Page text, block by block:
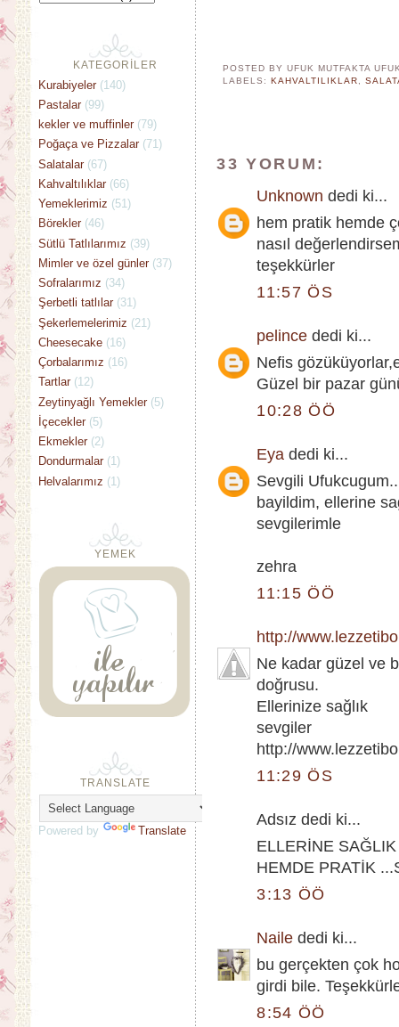
POSTED BY UFUK MUTFAKTA
LABELS:KAHVALTILIKLAR ,
33 YORUM:
Unknown dedi ki...
hem pratik hemde
nasıl
teşekkürler
11:57 ÖS
pelince dedi ki...
Nefis
Güzel bir pazar
10:28 ÖÖ
Eya dedi ki...
Sevgili
bayildim, ellerine
sevgilerimle
zehra
11:15 ÖÖ
http://
Ne kadar güzel ve
doğrusu.
Ellerinize sağlık
sevgiler
http://
11:29 ÖS
Adsız dedi ki...
ELLERİNE
HEMDE PRATİK
3:13 ÖÖ
Naile dedi ki...
bu gerçekten çok
girdi bile.
8:54 ÖÖ
KATEGORİLER
Kurabiyeler (140)
Pastalar (99)
kekler ve muffinler (79)
Poğaça ve Pizzalar (71)
Salatalar (67)
Kahvaltılıklar (66)
Yemeklerimiz (51)
Börekler (46)
Sütlü Tatlılarımız (39)
Mimler ve özel günler (37)
Sofralarımız (34)
Şerbetli tatlılar (31)
Şekerlemelerimiz (21)
Cheesecake (16)
Çorbalarımız (16)
Tartlar (12)
Zeytinyağlı Yemekler (5)
İçecekler (5)
Ekmekler (2)
Dondurmalar (1)
Helvalarımız (1)
YEMEK
TRANSLATE
Powered by Translate